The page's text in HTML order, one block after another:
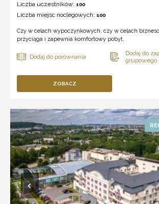
Liczba uczestników: 100
Liczba miejsc noclegowych: 100
Czy w celach wypoczynkowych, czy w celach
przyciąga i zapewnia komfortowy pobyt.
ZOBACZ